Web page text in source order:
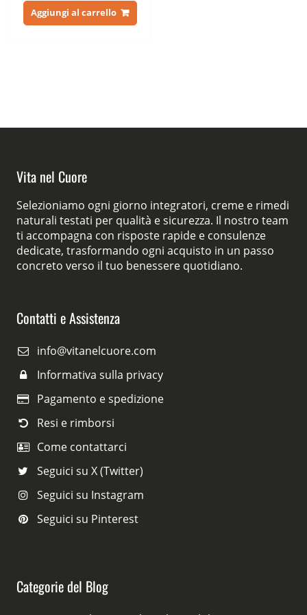
originale
era:
attuale
è:
Aggiungi al carrello
Vita nel Cuore
Selezioniamo ogni giorno integratori, creme e rimedi
naturali testati per qualità e sicurezza. Il nostro team
ti accompagna con risposte rapide e consulenze
dedicate, trasformando ogni acquisto in un passo
concreto verso il tuo benessere quotidiano.
Contatti e Assistenza
info@vitanelcuore.com
Informativa sulla privacy
Pagamento e spedizione
Resi e rimborsi
Come contattarci
Seguici su X (Twitter)
Seguici su Instagram
Seguici su Pinterest
Categorie del Blog